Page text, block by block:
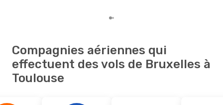
Compagnies aériennes qui
effectuent des vols de Bruxelles à
Toulouse